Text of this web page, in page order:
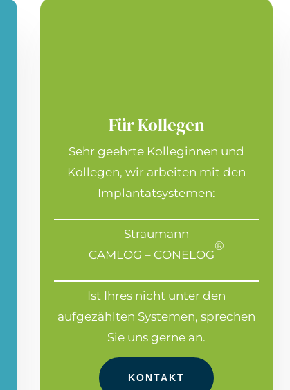
Für Kollegen
Sehr geehrte Kolleginnen und
Kollegen, wir arbeiten mit den
Implantatsystemen:
Straumann
CAMLOG – CONELOG
®
Ist Ihres nicht unter den
aufgezählten Systemen, sprechen
Sie uns gerne an.
KONTAKT